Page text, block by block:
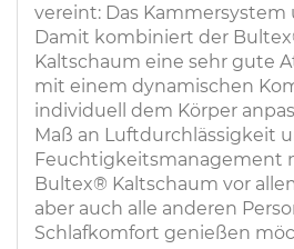
vereint: Das Kammersystem
Damit kombiniert der
Kaltschaum eine sehr gute
mit einem dynamischen
individuell dem Körper
Maß an Luftdurchlässigkeit
Feuchtigkeitsmanagement
Bultex® Kaltschaum vor
aber auch alle anderen
Schlafkomfort genießen